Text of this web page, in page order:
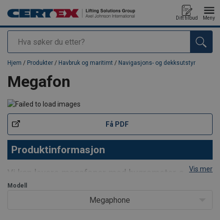
Søk
Ditt tilbud Meny
Produkt lagt i din handlekurv
Hjem / Produkter / Havbruk og maritimt / Navigasjons- og dekksutstyr
Megafon
Få PDF
Produktinformasjon
Vi kan levere megafoner med hygrometer og
clinometer til maritimt bruk
Vis mer
Modell
Megaphone